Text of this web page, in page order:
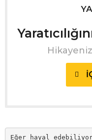
Eğer hayal